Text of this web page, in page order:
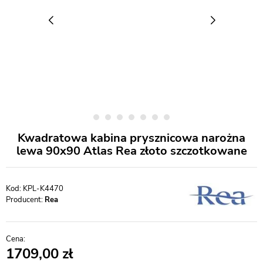
Kwadratowa kabina prysznicowa narożna
lewa 90x90 Atlas Rea złoto szczotkowane
KPL-K4470
Producent: Rea
1709,00